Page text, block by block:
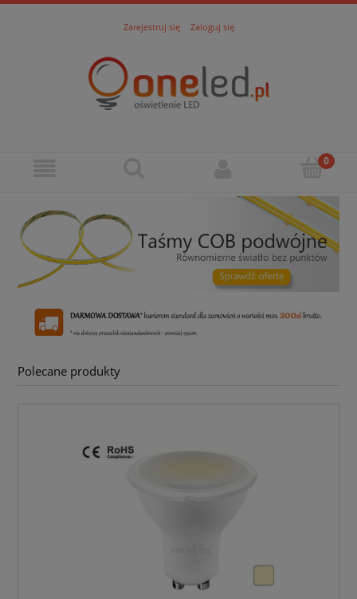
Zarejestruj się Zaloguj się
Polecane produkty